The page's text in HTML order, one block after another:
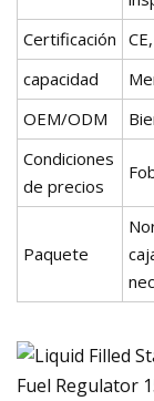
Certificación
capacidad
OEM/ODM
Condiciones
de precios
Paquete